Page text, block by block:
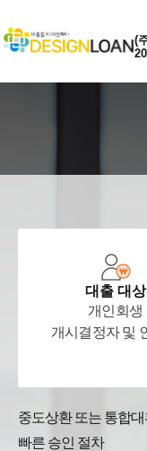
(
대출 대상
개인회생
개시결정자 및
중도상환 또는 통합
빠른 승인 절차